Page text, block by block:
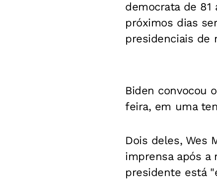
democrata de
próximos dias
presidenciais de
Biden convocou
feira, em uma
Dois deles, Wes
imprensa após a
presidente está